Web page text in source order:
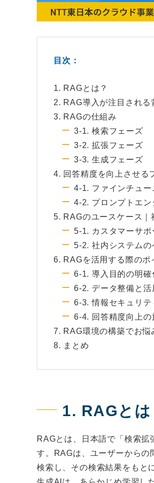
目次：
1. RAGとは？
2. RAG導入が注目される
3. RAGの仕組み
3-1. 検索フェーズ
3-2. 拡張フェーズ
3-3. 生成フェーズ
4. 回答精度を向上させる
4-1. ファインチュー
4-2. プロンプトエン
5. RAGのユースケース｜
5-1. カスタマーサポ
5-2. 社内システムの
6. RAGを活用する際のポ
6-1. 導入目的の明確
6-2. データ整備と活
6-3. 情報セキュリテ
6-4. 回答精度向上の
7. RAG環境の構築でお悩
8. まとめ
1. RAGとは
RAGとは、日本語で「検索
す。RAGは、ユーザーからの
検索し、その検索結果をもと